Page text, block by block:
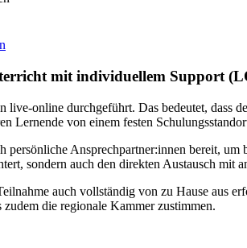
mit individuellem Support
live-online durchgeführt. Das bedeutet, dass
Lernende von einem festen
persönliche Ansprechpartner:innen bereit,
sondern auch den direkten Austausch mit
auch vollständig von zu Hause aus
zudem die regionale Kammer zustimmen.